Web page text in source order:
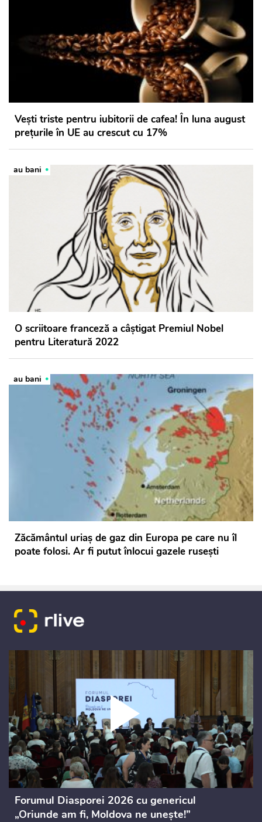
Vești triste pentru iubitorii de cafea! În luna august
prețurile în UE au crescut cu 17%
au bani
O scriitoare franceză a câștigat Premiul Nobel
pentru Literatură 2022
au bani
Zăcământul uriaş de gaz din Europa pe care nu îl
poate folosi. Ar fi putut înlocui gazele ruseşti
Forumul Diasporei 2026 cu genericul
„Oriunde am fi, Moldova ne unește!”